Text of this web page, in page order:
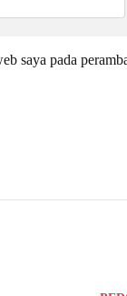
saya pada